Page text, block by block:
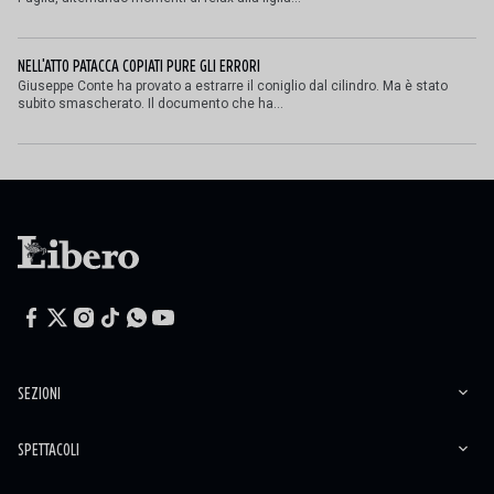
NELL'ATTO PATACCA COPIATI PURE GLI ERRORI
Giuseppe Conte ha provato a estrarre il coniglio dal cilindro. Ma è stato
subito smascherato. Il documento che ha...
SEZIONI
SPETTACOLI